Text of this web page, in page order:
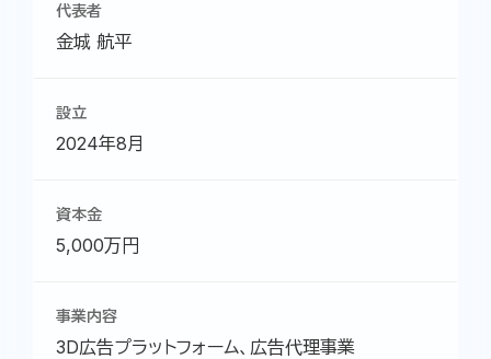
代表者
金城 航平
設立
2024年8月
資本金
5,000万円
事業内容
3D広告プラットフォーム、広告代理事業